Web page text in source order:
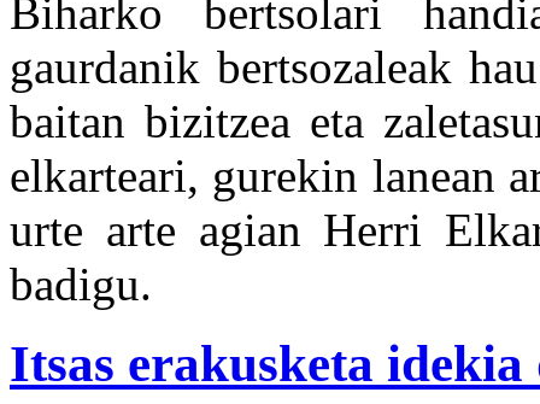
Biharko bertsolari
gaurdanik bertsozaleak
baitan bizitzea eta
elkarteari, gurekin lanean
urte arte agian Herri
badigu.
Itsas erakusketa idekia